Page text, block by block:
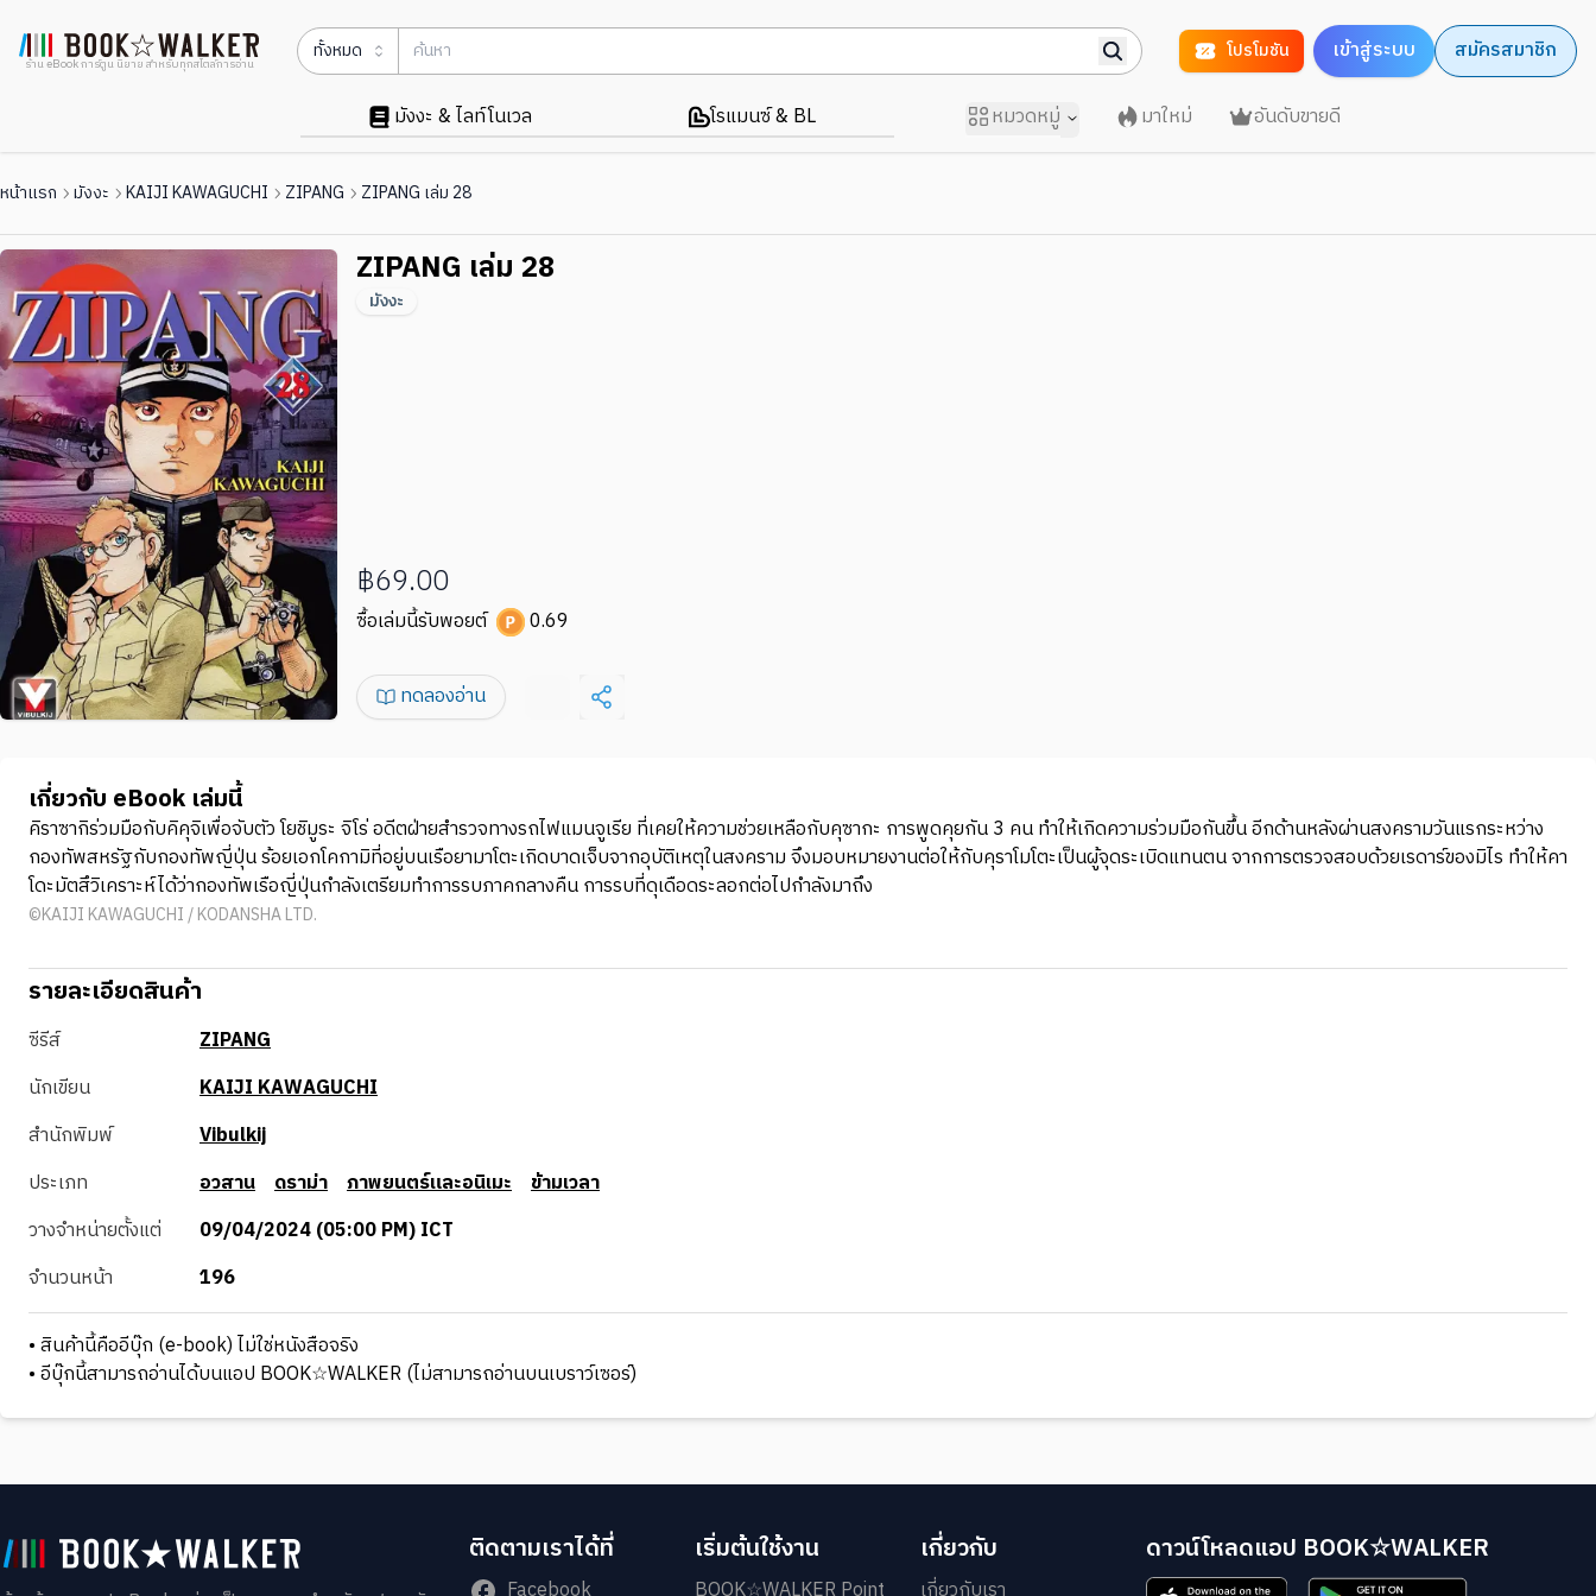
ร้าน eBook การ์ตูน นิยาย สำหรับทุกสไตล์การอ่าน
ทั้งหมด โปรโมชัน เข้าสู่ระบบ สมัครสมาชิก
มังงะ & ไลท์โนเวล โรแมนซ์ & BL หมวดหมู่ มาใหม่ อันดับขายดี
หน้าแรก มังงะ KAIJI KAWAGUCHI ZIPANG ZIPANG เล่ม 28
ZIPANG เล่ม 28
มังงะ
฿69.00
ซื้อเล่มนี้รับพอยต์ 0.69
ทดลองอ่าน
เกี่ยวกับ eBook เล่มนี้
คิราซากิร่วมมือกับคิคุจิเพื่อจับตัว โยชิมูระ จิโร่ อดีตฝ่ายสำรวจทางรถไฟแมนจูเรีย ที่เคยให้ความช่วยเหลือกับคุซากะ การพูดคุยกัน 3 คน ทำให้เกิดความร่วมมือกันขึ้น อีกด้านหลังผ่านสงครามวันแรกระหว่าง
กองทัพสหรัฐกับกองทัพญี่ปุ่น ร้อยเอกโคกามิที่อยู่บนเรือยามาโตะเกิดบาดเจ็บจากอุบัติเหตุในสงคราม จึงมอบหมายงานต่อให้กับคุราโมโตะเป็นผู้จุดระเบิดแทนตน จากการตรวจสอบด้วยเรดาร์ของมิไร ทำให้คา
โดะมัตสึวิเคราะห์ได้ว่ากองทัพเรือญี่ปุ่นกำลังเตรียมทำการรบภาคกลางคืน การรบที่ดุเดือดระลอกต่อไปกำลังมาถึง
©KAIJI KAWAGUCHI / KODANSHA LTD.
รายละเอียดสินค้า
ซีรีส์
ZIPANG
นักเขียน
KAIJI KAWAGUCHI
สำนักพิมพ์
Vibulkij
ประเภท
อวสาน ดราม่า ภาพยนตร์และอนิเมะ ข้ามเวลา
วางจำหน่ายตั้งแต่
09/04/2024 (05:00 PM) ICT
จำนวนหน้า
196
• สินค้านี้คืออีบุ๊ก (e-book) ไม่ใช่หนังสือจริง
• อีบุ๊กนี้สามารถอ่านได้บนแอป BOOK☆WALKER (ไม่สามารถอ่านบนเบราว์เซอร์)
ติดตามเราได้ที่ เริ่มต้นใช้งาน เกี่ยวกับ ดาวน์โหลดแอป BOOK☆WALKER